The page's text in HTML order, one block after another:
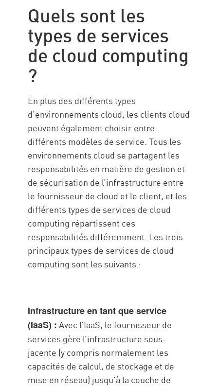
Quels sont les
types de services
de cloud computing
?
En plus des différents types
d’environnements cloud, les clients cloud
peuvent également choisir entre
différents modèles de service. Tous les
environnements cloud se partagent les
responsabilités en matière de gestion et
de sécurisation de l’infrastructure entre
le fournisseur de cloud et le client, et les
différents types de services de cloud
computing répartissent ces
responsabilités différemment. Les trois
principaux types de services de cloud
computing sont les suivants :
Infrastructure en tant que service
(IaaS) :Avec l’IaaS, le fournisseur de
services gère l’infrastructure sous-
jacente (y compris normalement les
capacités de calcul, de stockage et de
mise en réseau) jusqu’à la couche de